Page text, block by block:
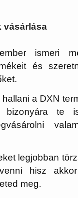
vásárlása
ismeri
és
a DXN
bizonyára te
legjobban
hisz
meg.